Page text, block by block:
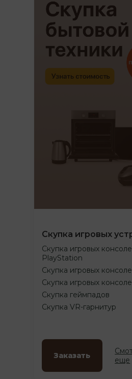
Скупка игровых
Скупка игровых
PlayStation
Скупка игровых
Скупка игровых
Скупка геймпадов
Скупка VR-гарнитур
Заказать
еще